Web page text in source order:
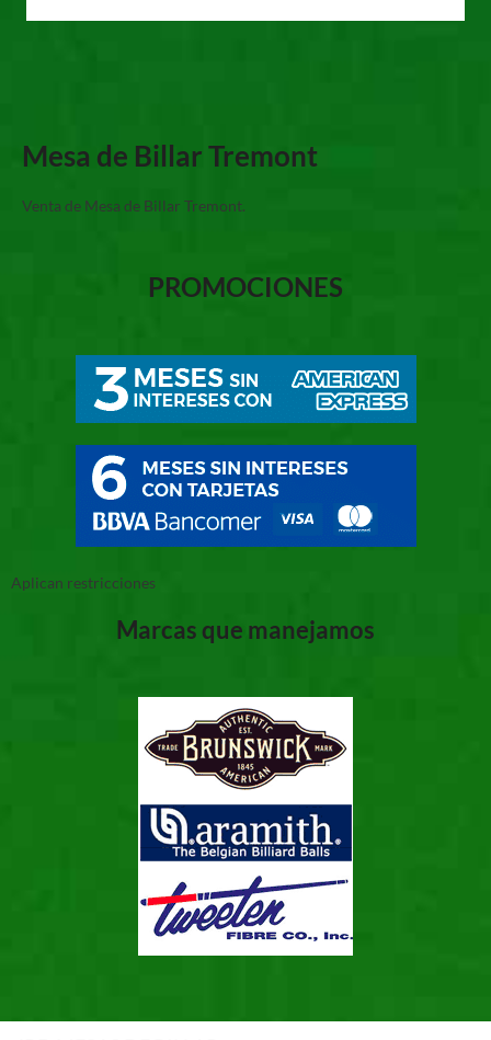
Mesa de Billar Tremont
Venta de Mesa de Billar Tremont.
PROMOCIONES
Aplican restricciones
Marcas que manejamos